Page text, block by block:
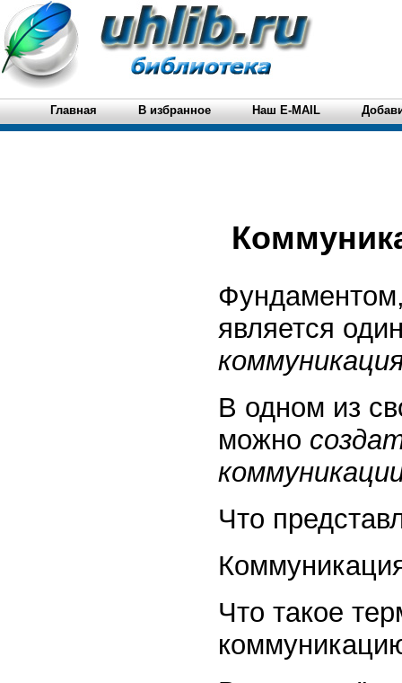
Главная В избранное Наш E-MAIL
является
В одном из
можно
Что
Что такое